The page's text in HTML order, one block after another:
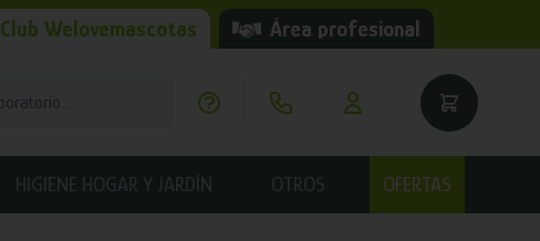
Club Welovemascotas Área profesional
HIGIENE HOGAR Y JARDÍN OTROS OFERTAS